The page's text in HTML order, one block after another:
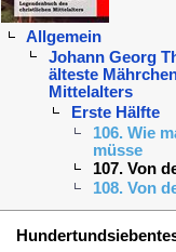
Allgemein
Johann Georg
älteste
Mittelalters
Erste Hälfte
106. Wie
müsse
107. Von
108. Von